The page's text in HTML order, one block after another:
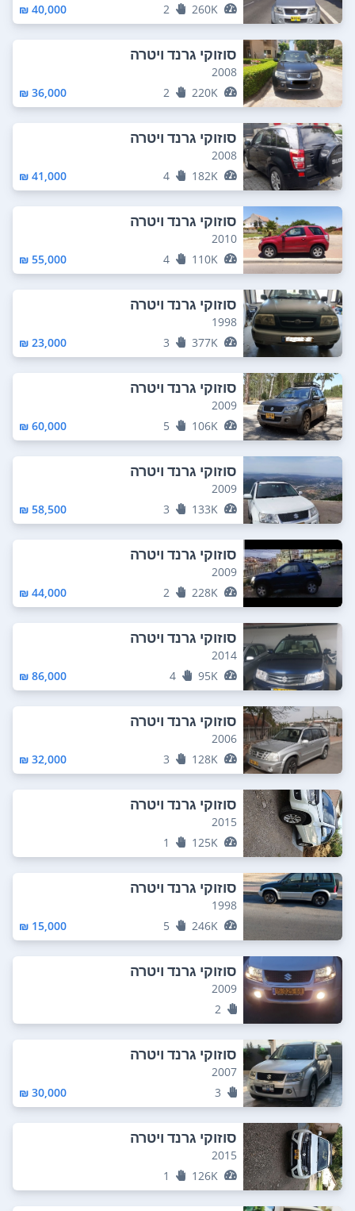
260K
2
40,000 ₪
סוזוקי גרנד ויטרה
2008
220K
2
36,000 ₪
סוזוקי גרנד ויטרה
2008
182K
4
41,000 ₪
סוזוקי גרנד ויטרה
2010
110K
4
55,000 ₪
סוזוקי גרנד ויטרה
1998
377K
3
23,000 ₪
סוזוקי גרנד ויטרה
2009
106K
5
60,000 ₪
סוזוקי גרנד ויטרה
2009
133K
3
58,500 ₪
סוזוקי גרנד ויטרה
2009
228K
2
44,000 ₪
סוזוקי גרנד ויטרה
2014
95K
4
86,000 ₪
סוזוקי גרנד ויטרה
2006
128K
3
32,000 ₪
סוזוקי גרנד ויטרה
2015
125K
1
סוזוקי גרנד ויטרה
1998
246K
5
15,000 ₪
סוזוקי גרנד ויטרה
2009
2
סוזוקי גרנד ויטרה
2007
3
30,000 ₪
סוזוקי גרנד ויטרה
2015
126K
1